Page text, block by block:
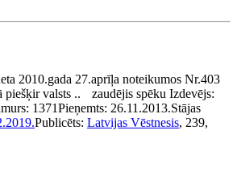
2010.gada 27.aprīļa noteikumos Nr.403
piešķir valsts ..
zaudējis spēku Izdevējs:
1371Pieņemts: 26.11.2013.Stājas
Publicēts: Latvijas Vēstnesis, 239,